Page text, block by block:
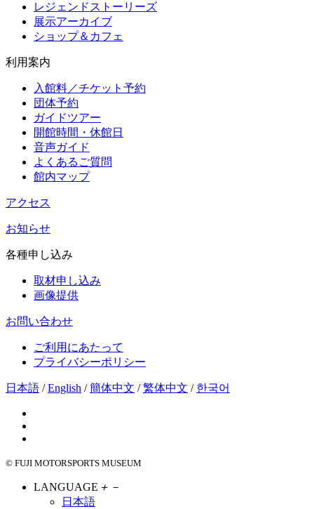
レジェンドストーリーズ
展示アーカイブ
ショップ＆カフェ
利用案内
入館料／チケット予約
団体予約
ガイドツアー
開館時間・休館日
音声ガイド
よくあるご質問
館内マップ
アクセス
お知らせ
各種申し込み
取材申し込み
画像提供
お問い合わせ
ご利用にあたって
プライバシーポリシー
日本語 /English /簡体中文 /繁体中文 / 한국어
© FUJI MOTORSPORTS MUSEUM
LANGUAGE ＋ －
日本語